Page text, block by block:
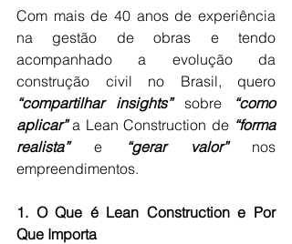
Com mais de 40 anos de experiência
na gestão de obras e tendo
acompanhado a evolução da
“compartilhar insights” sobre
“como
aplicar” a Lean Construction de “forma
realista” e “gerar valor” nos
empreendimentos.
1. O Que é Lean Construction e Por
Que Importa